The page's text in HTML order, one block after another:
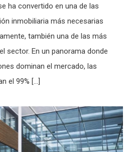
ha convertido en una de las
inmobiliaria más necesarias
también una de las más
sector. En un panorama donde
dominan el mercado, las
el 99% […]